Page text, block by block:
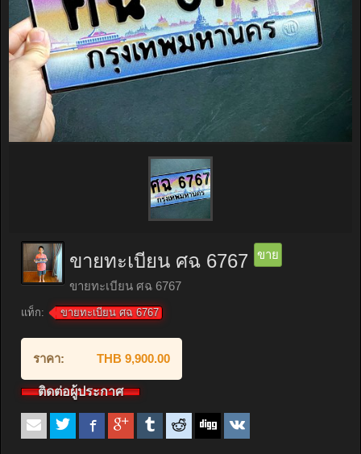
ขายทะเบียน ศฉ 6767 ขาย
ขายทะเบียน ศฉ 6767
แท็ก: ขายทะเบียน ศฉ 6767
ราคา: THB 9,900.00
ติดต่อผู้ประกาศ